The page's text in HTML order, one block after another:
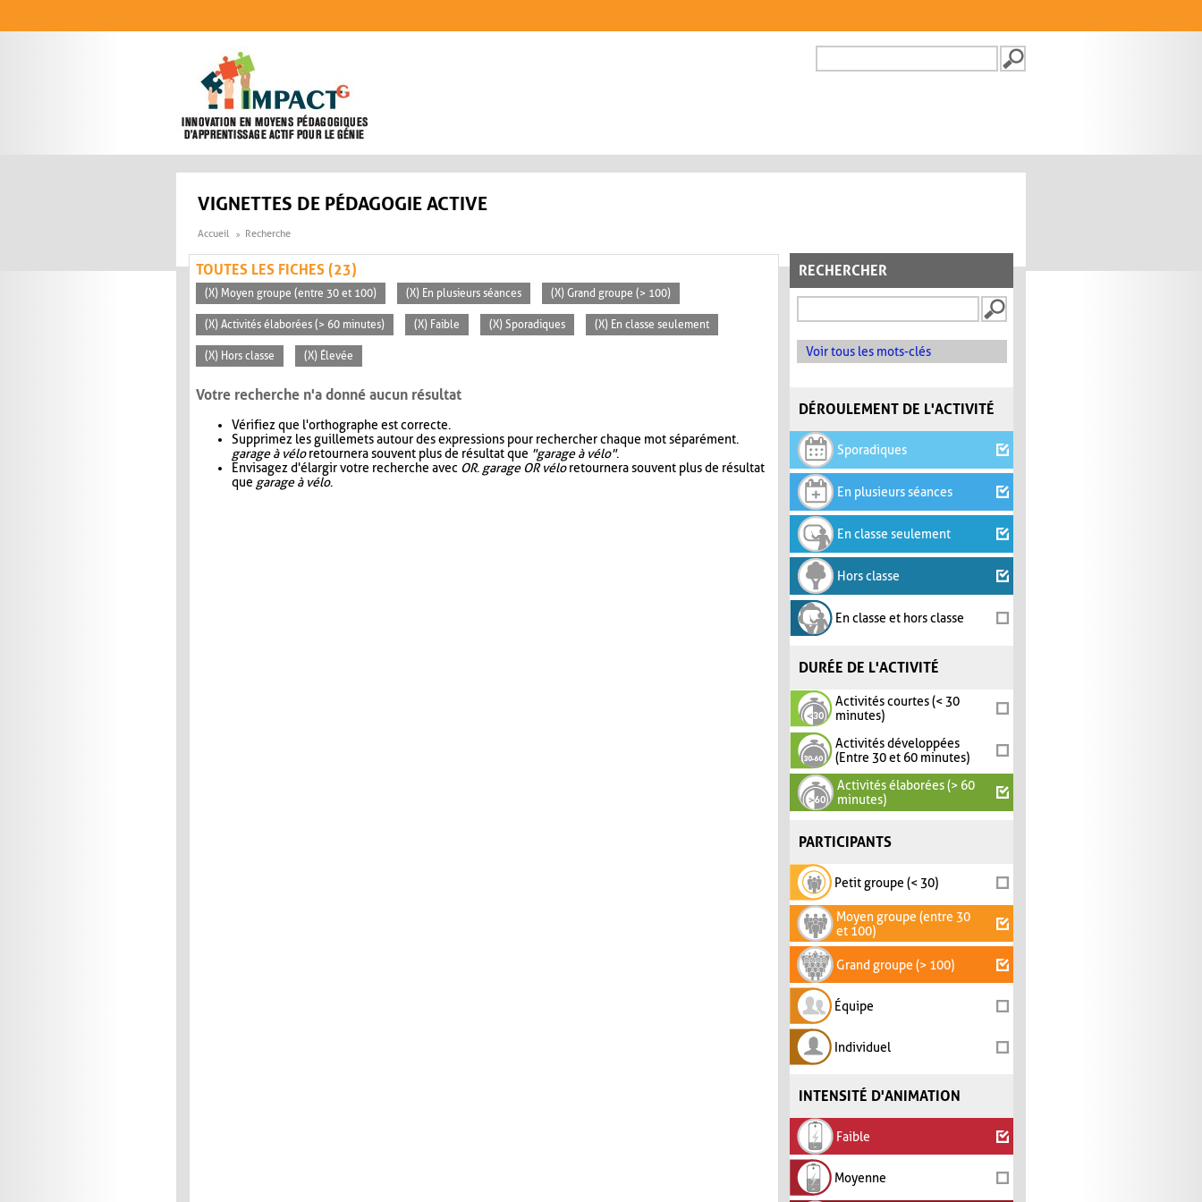
FORMULAIRE DE
VIGNETTES DE PÉDAGOGIE ACTIVE
Accueil Recherche
RECHERCHER
Voir tous les mots-clés
DÉROULEMENT DE L'ACTIVITÉ
Sporadiques
En plusieurs séances
En classe seulement
Hors classe
En classe et hors classe
DURÉE DE L'ACTIVITÉ
Activités courtes (< 30
minutes)
Activités développées
(Entre 30 et 60 minutes)
Activités élaborées (> 60
minutes)
PARTICIPANTS
Petit groupe (< 30)
Moyen groupe (entre 30
et 100)
Grand groupe (> 100)
Équipe
Individuel
INTENSITÉ D'ANIMATION
Faible
Moyenne
TOUTES LES FICHES (23)
(X) Moyen groupe (entre 30 et 100) (X) En plusieurs séances (X) Grand groupe (> 100)
(X) Activités élaborées (> 60 minutes) (X) Faible (X) Sporadiques (X) En classe seulement
(X) Hors classe (X) Élevée
Votre recherche n'a donné aucun résultat
Vérifiez que l'orthographe est correcte.
Supprimez les guillemets autour des expressions pour rechercher chaque mot séparément.
garage à véloretournera souvent plus de résultat que "garage à vélo".
Envisagez d'élargir votre recherche avec OR. garage OR véloretournera souvent plus de résultat
que garage à vélo.